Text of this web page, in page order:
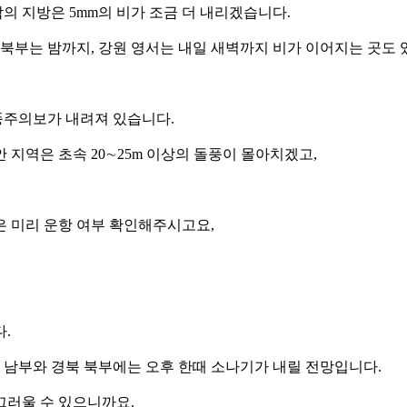
지방은 5mm의 비가 조금 더 내리겠습니다.
부는 밤까지, 강원 영서는 내일 새벽까지 비가 이어지는 곳도
의보가 내려져 있습니다.
지역은 초속 20∼25m 이상의 돌풍이 몰아치겠고,
미리 운항 여부 확인해주시고요,
.
부와 경북 북부에는 오후 한때 소나기가 내릴 전망입니다.
러울 수 있으니까요.